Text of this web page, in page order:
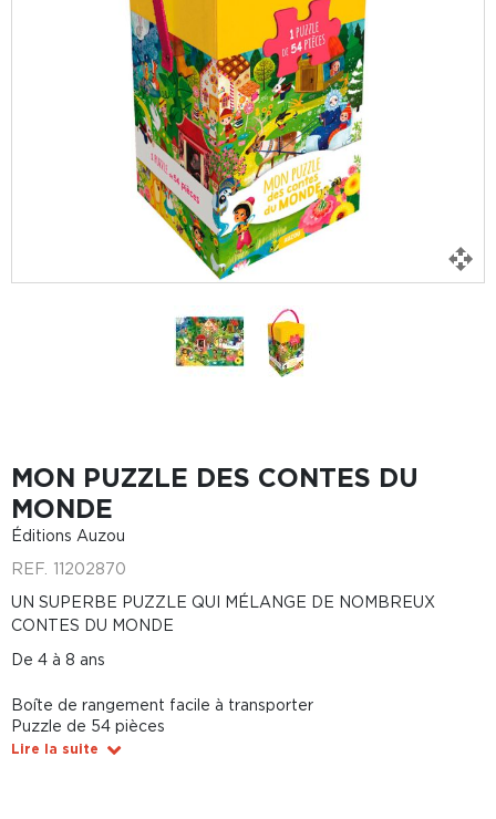
MON PUZZLE DES CONTES DU
MONDE
Éditions Auzou
REF. 11202870
UN SUPERBE PUZZLE QUI MÉLANGE DE NOMBREUX
CONTES DU MONDE
De 4 à 8 ans
Boîte de rangement facile à transporter
Puzzle de 54 pièces
Lire la suite